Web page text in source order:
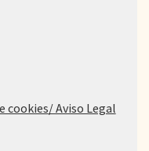
cookies/ Aviso Legal